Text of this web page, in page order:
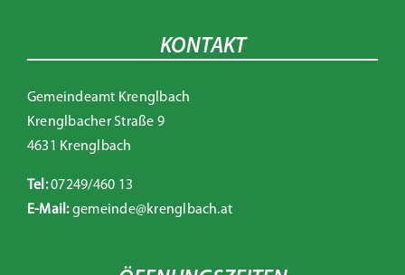
KONTAKT
Gemeindeamt Krenglbach
Krenglbacher Straße 9
4631 Krenglbach
Tel:07249/460 13
E-Mail: gemeinde@krenglbach.at